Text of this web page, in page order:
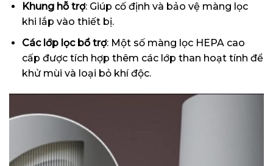
Khung hỗ trợ: Giúp cố định và bảo vệ màng lọc
khi lắp vào thiết bị.
Các lớp lọc bổ trợ: Một số màng lọc HEPA cao
cấp được tích hợp thêm các lớp than hoạt tính để
khử mùi và loại bỏ khí độc.